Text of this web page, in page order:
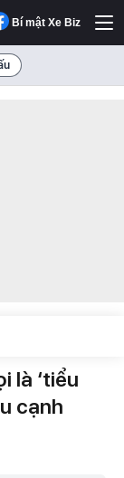
Bí mật Xe Biz
là ‘tiểu
cạnh